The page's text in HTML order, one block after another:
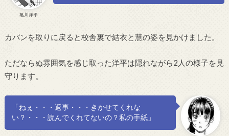
亀川洋平
カバンを取りに戻ると校舎裏で結衣と慧の姿を見かけました。
ただならぬ雰囲気を感じ取った洋平は隠れながら2人の様子を見
守ります。
「ねぇ・・・返事・・・きかせてくれな
い？・・・読んでくれてないの？私の手紙」